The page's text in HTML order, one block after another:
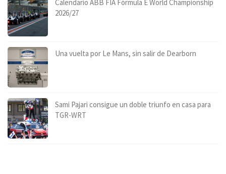
Calendario ABB FIA Fórmula E World Championship
2026/27
Una vuelta por Le Mans, sin salir de Dearborn
Sami Pajari consigue un doble triunfo en casa para
TGR-WRT